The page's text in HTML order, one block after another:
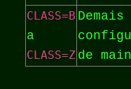
CLASS=B
a
CLASS=Z de